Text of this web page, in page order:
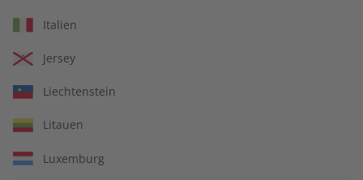
Großer Sprachteil mit Grammatik- und Wortschatzübungen
Italien
Jersey
Liechtenstein
Litauen
Luxemburg